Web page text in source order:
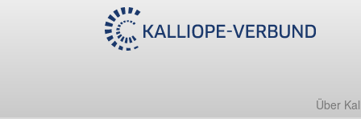
Über